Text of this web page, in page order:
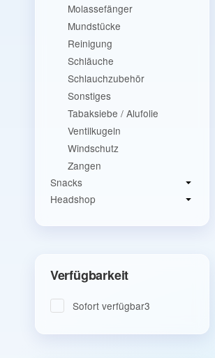
Molassefänger
Mundstücke
Reinigung
Schläuche
Schlauchzubehör
Sonstiges
Tabaksiebe / Alufolie
Ventilkugeln
Windschutz
Zangen
Snacks
Headshop
Verfügbarkeit
Sofort verfügbar3Artikel gefunden